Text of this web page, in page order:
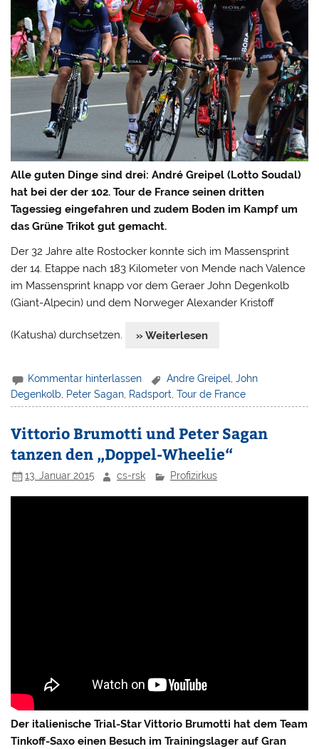
Alle guten Dinge sind drei: André Greipel (Lotto Soudal)
hat bei der der 102. Tour de France seinen dritten
Tagessieg eingefahren und zudem Boden im Kampf um
das Grüne Trikot gut gemacht.
Der 32 Jahre alte Rostocker konnte sich im Massensprint
der 14. Etappe nach 183 Kilometer von Mende nach Valence
im Massensprint knapp vor dem Geraer John Degenkolb
(Giant-Alpecin) und dem Norweger Alexander Kristoff
(Katusha) durchsetzen. » Weiterlesen
Kommentar hinterlassen Andre Greipel,John
Degenkolb
Peter Sagan Radsport ,Tour de France
Vittorio Brumotti und Peter Sagan
tanzen den „Doppel-Wheelie“
13. Januar 2015 cs-rsk Profizirkus
Der italienische Trial-Star Vittorio Brumotti hat dem Team
Tinkoff-Saxo einen Besuch im Trainingslager auf Gran